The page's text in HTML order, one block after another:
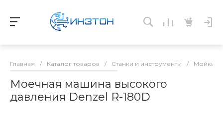
Главная / Каталог товаров / Станки и инструменты / Мойки
Моечная машина высокого
давления Denzel R-180D